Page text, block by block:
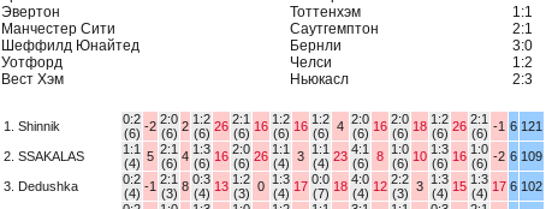
Эвертон
Тоттенхэм
1:1
Манчестер Сити
Саутгемптон
2:1
Шеффилд Юнайтед
Бернли
3:0
Уотфорд
Челси
1:2
Вест Хэм
Ньюкасл 2:3
1. Shinnik
0:2
(6) -2 2:0
(6) 2 1:2
(6) 26 2:1
(6) 16 1:2
(6) 16 1:2
(6) 4 2:0
(6) 16 2:0
(6) 18 1:2
(6) 26 2:1
(6) -1 6 121
2. SSAKALAS
1:1
(4) 5 2:1
(6) 4 1:3
(6) 16 2:0
(6) 26 1:1
(4) 3 1:1
(4) 23 4:1
(6) 8 1:0
(6) 10 1:3
(6) 16 1:0
(6) -2 6 109
3. Dedushka
0:2
(4) -1 2:1
(3) 8 0:3
(4) 13 1:2
(3) 0 1:3
(4) 17 0:0
(7) 18 4:0
(4) 12 2:2
(3) 3 1:3
(4) 15 1:3
(4) 17 6 102